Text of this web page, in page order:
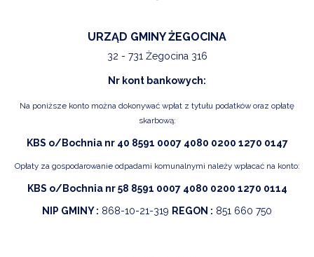
URZĄD GMINY ŻEGOCINA
32 - 731 Żegocina 316
Nr kont bankowych:
Na poniższe konto można dokonywać wpłat z tytułu podatków oraz opłatę
skarbową:
KBS o/Bochnia nr 40 8591 0007 4080 0200 1270 0147
Opłaty za gospodarowanie odpadami komunalnymi należy wpłacać na konto:
KBS o/Bochnia nr 58 8591 0007 4080 0200 1270 0114
NIP GMINY : 868-10-21-319 REGON : 851 660 750